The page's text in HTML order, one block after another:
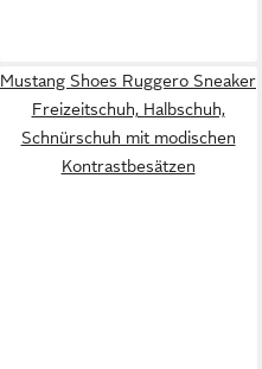
Mustang Shoes Ruggero Sneaker
Freizeitschuh, Halbschuh,
Schnürschuh mit modischen
Kontrastbesätzen